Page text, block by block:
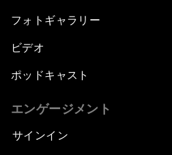
フォトギャラリー
ビデオ
ポッドキャスト
エンゲージメント
サインイン